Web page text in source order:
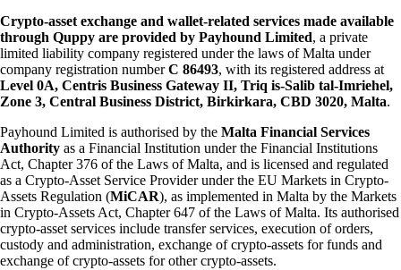
Crypto-asset exchange and wallet-related services made available
through Quppy are provided by Payhound Limited, a private
limited liability company registered under the laws of Malta under
company registration numberC 86493, with its registered address at
Level 0A, Centris Business Gateway II, Triq is-Salib tal-Imriehel,
Zone 3, Central Business District, Birkirkara, CBD 3020, Malta.
Payhound Limited is authorised by the Malta Financial Services
Authority as a Financial Institution under the Financial Institutions
Act, Chapter 376 of the Laws of Malta, and is licensed and regulated
as a Crypto-Asset Service Provider under the EU Markets in Crypto-
Assets Regulation (MiCAR), as implemented in Malta by the Markets
in Crypto-Assets Act, Chapter 647 of the Laws of Malta. Its authorised
crypto-asset services include transfer services, execution of orders,
custody and administration, exchange of crypto-assets for funds and
exchange of crypto-assets for other crypto-assets.